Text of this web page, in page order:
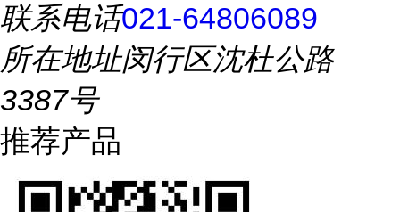
联系电话021-64806089
所在地址闵行区沈杜公路
3387号
推荐产品